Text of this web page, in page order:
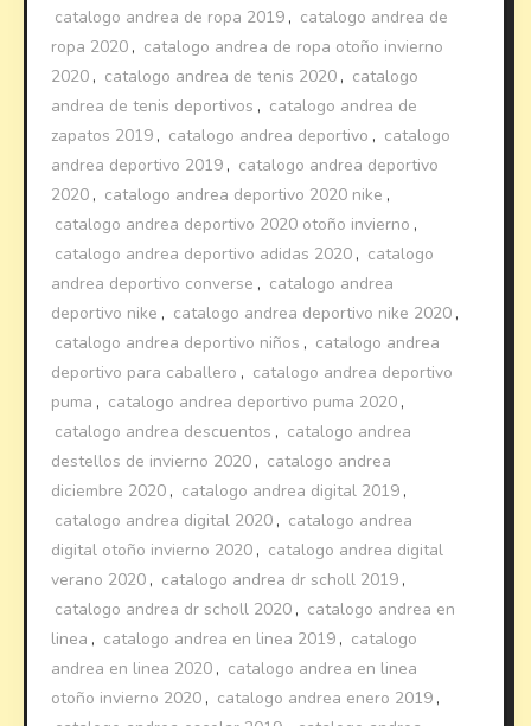
catalogo andrea de ropa 2019 , catalogo andrea de
ropa 2020 , catalogo andrea de ropa otoño invierno
2020 , catalogo andrea de tenis 2020 , catalogo
andrea de tenis deportivos , catalogo andrea de
zapatos 2019 , catalogo andrea deportivo , catalogo
andrea deportivo 2019 , catalogo andrea deportivo
2020 , catalogo andrea deportivo 2020 nike ,
catalogo andrea deportivo 2020 otoño invierno ,
catalogo andrea deportivo adidas 2020 , catalogo
andrea deportivo converse , catalogo andrea
deportivo nike , catalogo andrea deportivo nike 2020 ,
catalogo andrea deportivo niños , catalogo andrea
deportivo para caballero , catalogo andrea deportivo
puma , catalogo andrea deportivo puma 2020 ,
catalogo andrea descuentos , catalogo andrea
destellos de invierno 2020 , catalogo andrea
diciembre 2020 , catalogo andrea digital 2019 ,
catalogo andrea digital 2020 , catalogo andrea
digital otoño invierno 2020 , catalogo andrea digital
verano 2020 , catalogo andrea dr scholl 2019 ,
catalogo andrea dr scholl 2020 , catalogo andrea en
linea , catalogo andrea en linea 2019 , catalogo
andrea en linea 2020 , catalogo andrea en linea
otoño invierno 2020 , catalogo andrea enero 2019 ,